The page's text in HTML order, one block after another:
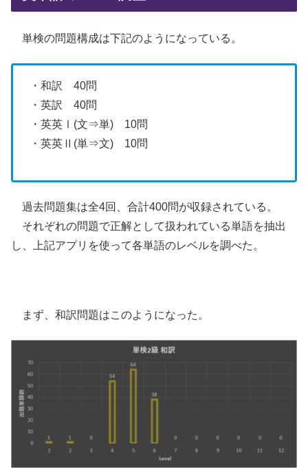
単検の問題構成は下記のようになっている。
・和訳 40問
・英訳 40問
・英英Ⅰ(文⇒単) 10問
・英英Ⅱ(単⇒文) 10問
過去問題集は全4回、合計400問が収録されている。
それぞれの問題で正解として扱われている単語を抽出
し、上記アプリを使って各単語のレベルを調べた。
まず、和訳問題はこのようになった。